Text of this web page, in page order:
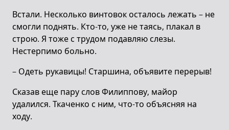
Встали. Несколько винтовок осталось лежать – не
смогли поднять. Кто-то, уже не таясь, плакал в
строю. Я тоже с трудом подавляю слезы.
Нестерпимо больно.
– Одеть рукавицы! Старшина, объявите перерыв!
Сказав еще пару слов Филиппову, майор
удалился. Ткаченко с ним, что-то объясняя на
ходу.